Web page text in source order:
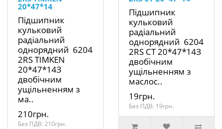
20*47*14
Підшипник
кульковий
радіальний
однорядний 6204
2RS TIMKEN
20*47*14З
двобічним
ущільненням з
ма..
210грн.
Без ПДВ: 210грн.
Підшипник
кульковий
радіальний
однорядний 6204
2RS CT 20*47*14З
двобічним
ущільненням з
маслос..
19грн.
Без ПДВ: 19грн.